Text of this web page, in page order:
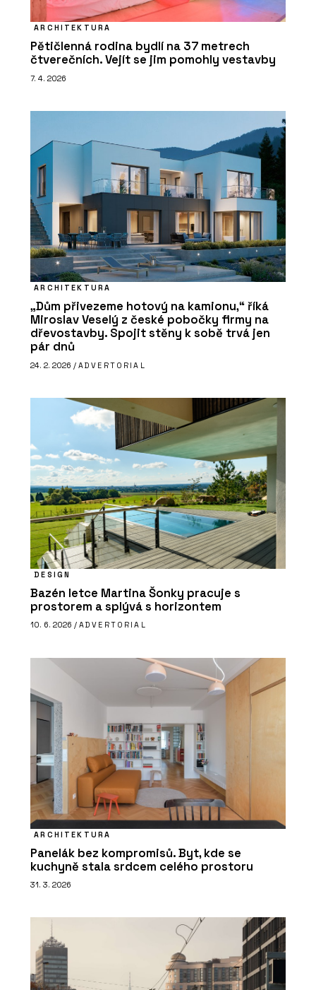
ARCHITEKTURA
Pětičlenná rodina bydlí na 37 metrech
čtverečních. Vejít se jim pomohly vestavby
7. 4. 2026
ARCHITEKTURA
„Dům přivezeme hotový na kamionu,“ říká
Miroslav Veselý z české pobočky firmy na
dřevostavby. Spojit stěny k sobě trvá jen
pár dnů
24. 2. 2026 / ADVERTORIAL
DESIGN
Bazén letce Martina Šonky pracuje s
prostorem a splývá s horizontem
10. 6. 2026 / ADVERTORIAL
ARCHITEKTURA
Panelák bez kompromisů. Byt, kde se
kuchyně stala srdcem celého prostoru
31. 3. 2026